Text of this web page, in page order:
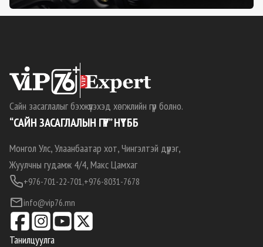
Сайн засаглалыг бэхжүүлэхэд хөгжлийн гүүр болно.
“САЙН ЗАСАГЛАЛЫН ГҮҮР” НҮТББ
Монгол Улс, Улаанбаатар хот, Чингэлтэй дүүрэг,
Жуулчны гудамж 4/4, Макс Цамхаг
+976-701-22-701,+976-8031-7678
info@vip76.mn
Танилцуулга